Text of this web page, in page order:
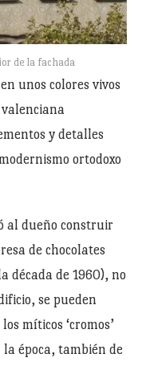
de la fachada
unos colores vivos
y detalles
ortodoxo
al dueño construir
de chocolates
década de 1960), no
se pueden
míticos ‘cromos’
época, también de